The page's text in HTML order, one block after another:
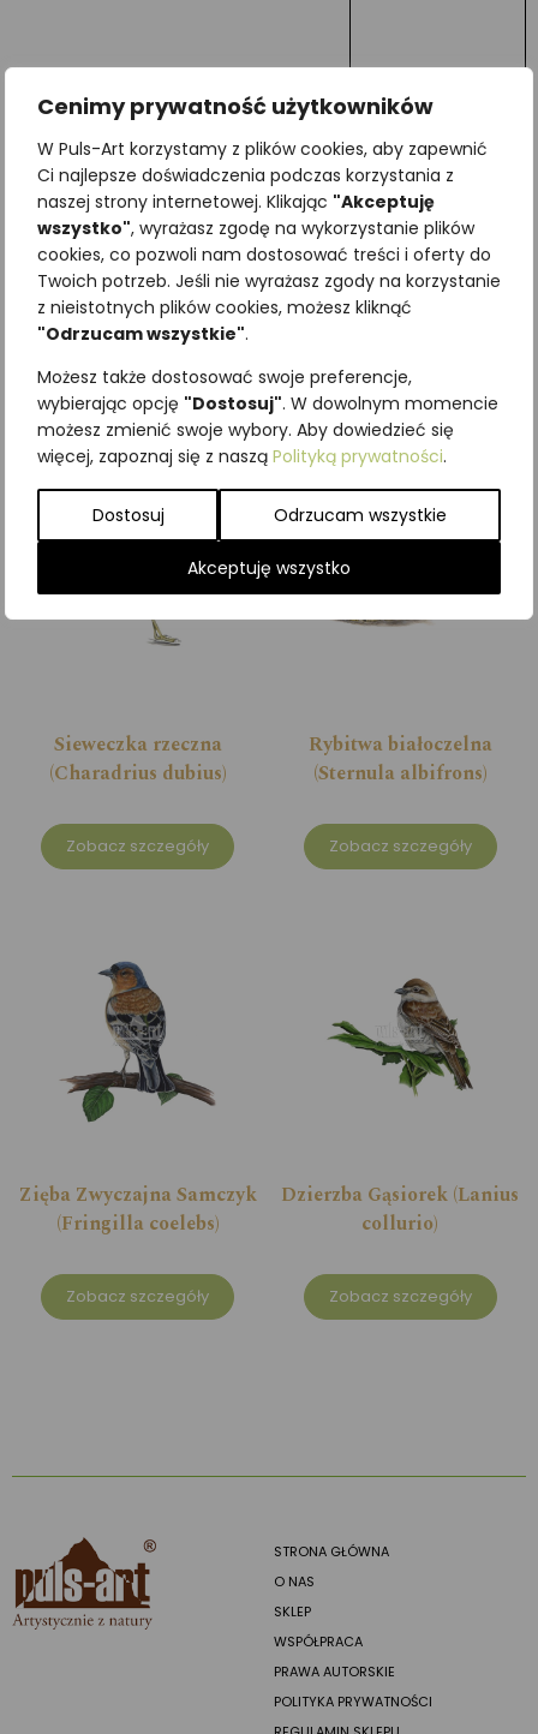
Cenimy prywatność użytkowników
W Puls-Art korzystamy z plików cookies, aby zapewnić
Ci najlepsze doświadczenia podczas korzystania z
naszej strony internetowej. Klikając "Akceptuję
wszystko", wyrażasz zgodę na wykorzystanie plików
cookies, co pozwoli nam dostosować treści i oferty do
Twoich potrzeb. Jeśli nie wyrażasz zgody na korzystanie
z nieistotnych plików cookies, możesz kliknąć
"Odrzucam wszystkie".
Możesz także dostosować swoje preferencje,
wybierając opcję "Dostosuj". W dowolnym momencie
możesz zmienić swoje wybory. Aby dowiedzieć się
więcej, zapoznaj się z naszą Polityką prywatności.
Dostosuj Odrzucam wszystkie
Akceptuję wszystko
Najniższa cena z ostatnich 30
dni:65,00zł
SKU:Brak danych
Kategorie:
Śpiewające
Podobne produkty
Sieweczka rzeczna
(Charadrius dubius)
Zobacz szczegóły
Rybitwa białoczelna
(Sternula albifrons)
Zobacz szczegóły
Zięba Zwyczajna Samczyk
(Fringilla coelebs)
Zobacz szczegóły
Dzierzba Gąsiorek (Lanius
collurio)
Zobacz szczegóły
STRONA GŁÓWNA
O NAS
SKLEP
WSPÓŁPRACA
PRAWA AUTORSKIE
POLITYKA PRYWATNOŚCI